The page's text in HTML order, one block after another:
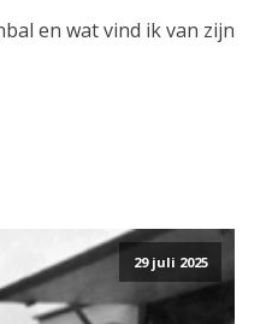
en wat vind ik van zijn
29 juli 2025